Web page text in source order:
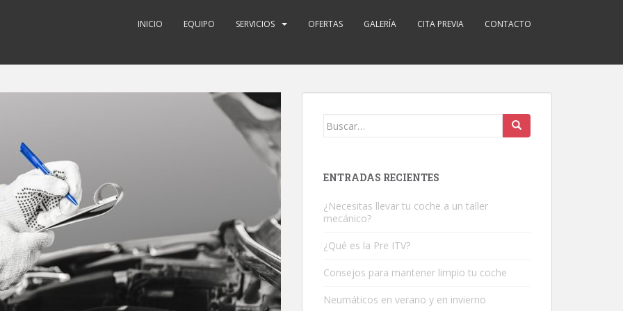
INICIO EQUIPO SERVICIOS OFERTAS GALERÍA CITA PREVIA CONTACTO
Buscar:
ENTRADAS RECIENTES
¿Necesitas llevar tu coche a un taller
mecánico?
¿Qué es la Pre ITV?
Consejos para mantener limpio tu coche
Neumáticos en verano y en invierno